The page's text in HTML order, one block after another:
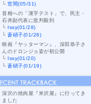
└世間(05/31)
首相への「漢字テスト」で、民主・
石井副代表に批判殺到
└ Issy(01/28)
└蒼硝子(01/28)
映画『ヤッターマン』、深田恭子さ
んのドロンジョ姿が初公開
└ Issy(01/20)
└蒼硝子(01/19)
深沢の焼肉屋『米沢屋』に行ってき
ました